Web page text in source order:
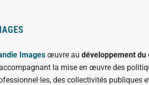
Imagesœuvre au développement du
la mise en œuvre des
des collectivités publiques